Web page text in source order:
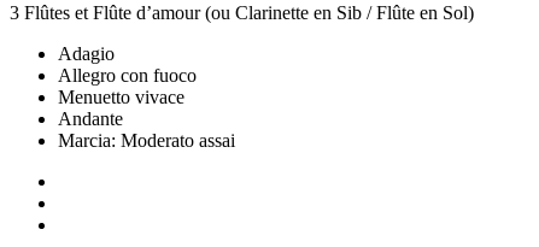
3 Flûtes et Flûte d’amour (ou Clarinette en Sib / Flûte en Sol)
Adagio
Allegro con fuoco
Menuetto vivace
Andante
Marcia: Moderato assai